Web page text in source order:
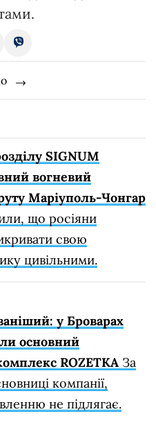
SIGNUM
вогневий
Маріуполь-Чонгар
що росіяни
свою
цивільними.
у Броварах
основний
ROZETKA За
компанії,
не підлягає.